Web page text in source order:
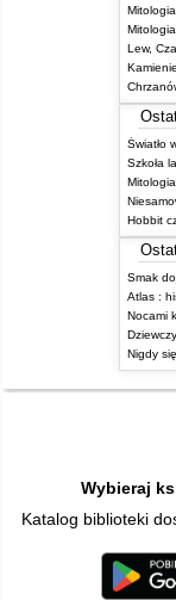
Lew,
Światło
Szkoła
Hobbit
Smak
Atlas :
Nocami
Nigdy
Wybieraj
Katalog biblioteki